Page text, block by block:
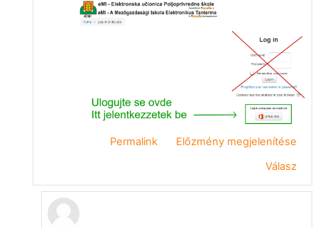
Permalink
Előzmény megjelenítése
Válasz